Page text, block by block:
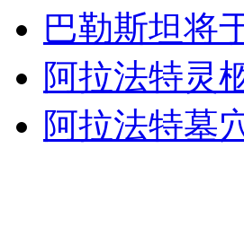
外交部：反对强权政治霸凌主义
外交部：有关国家言论片面不
巴勒斯坦将
阿拉法特灵
阿拉法特墓